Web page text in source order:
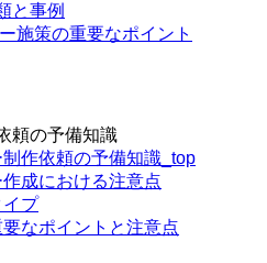
と事例
施策の重要なポイント
頼の予備知識
作依頼の予備知識_top
成における注意点
プ
なポイントと注意点